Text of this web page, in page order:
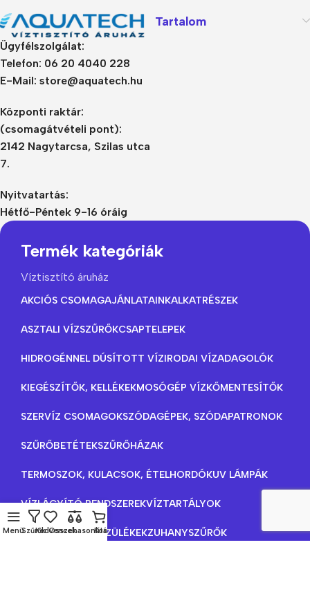
Ügyfélszolgálat:
Telefon: 06 20 4040 228
E-Mail: store@aquatech.hu
Központi raktár:
(csomagátvételi pont):
2142 Nagytarcsa, Szilas utca
7.
Nyitvatartás:
Hétfő-Péntek 9-16 óráig
Tartalom
Termék kategóriák
Víztisztító áruház
AKCIÓS CSOMAGAJÁNLATAINKALKATRÉSZEK
ASZTALI VÍZSZŰRŐKCSAPTELEPEK
HIDROGÉNNEL DÚSÍTOTT VÍZIRODAI VÍZADAGOLÓK
KIEGÉSZÍTŐK, KELLÉKEKMOSÓGÉP VÍZKŐMENTESÍTŐK
SZERVÍZ CSOMAGOKSZÓDAGÉPEK, SZÓDAPATRONOK
SZŰRŐBETÉTEKSZŰRŐHÁZAK
TERMOSZOK, KULACSOK, ÉTELHORDÓKUV LÁMPÁK
VÍZLÁGYÍTÓ RENDSZEREKVÍZTARTÁLYOK
VÍZTISZTÍTÓ KÉSZÜLÉKEKZUHANYSZŰRŐK
MenüSzűrőkKedvencek
Összehasonlítás
Kosár